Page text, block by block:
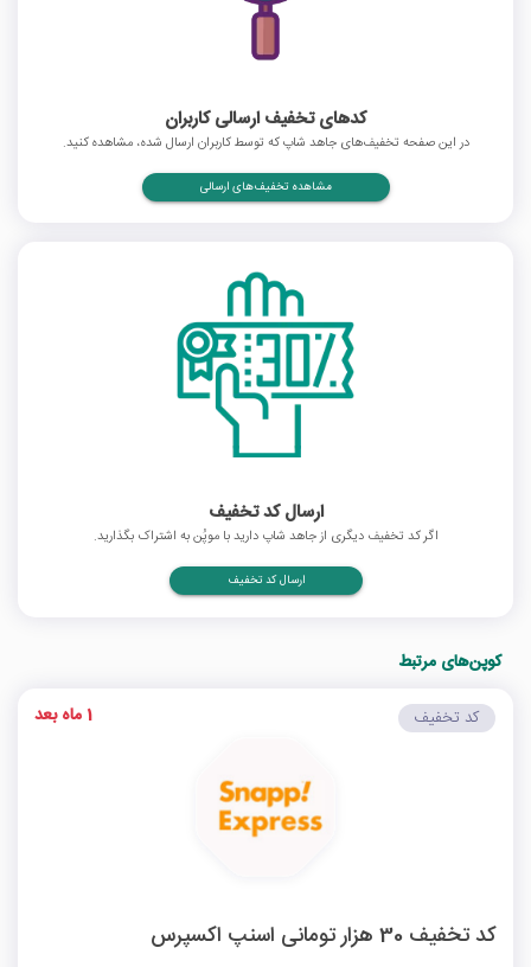
کدهای تخفیف ارسالی کاربران
در این صفحه تخفیف‌های جاهد شاپ که توسط کاربران ارسال شده، مشاهده کنید.
مشاهده تخفیف‌های ارسالی
ارسال کد تخفیف
اگر کد تخفیف دیگری از جاهد شاپ دارید با موپُن به اشتراک بگذارید.
ارسال کد تخفیف
کوپن‌های مرتبط
کد تخفیف 30 هزار تومانی اسنپ اکسپرس
کد تخفیف 1 ماه بعد